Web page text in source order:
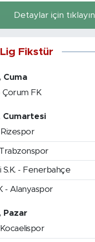
Detaylar için tıklayın
Fikstür
Cuma
Çorum FK
Cumartesi
Trabzonspor
S.K. - Fenerbahçe
- Alanyaspor
Pazar